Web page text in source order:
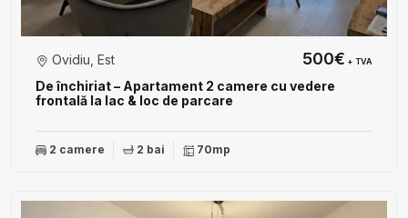
De închiriat – Apartament 2 camere cu vedere
frontală la lac & loc de parcare
Ovidiu, Est 500€ + TVA
2 camere 2 bai 70mp